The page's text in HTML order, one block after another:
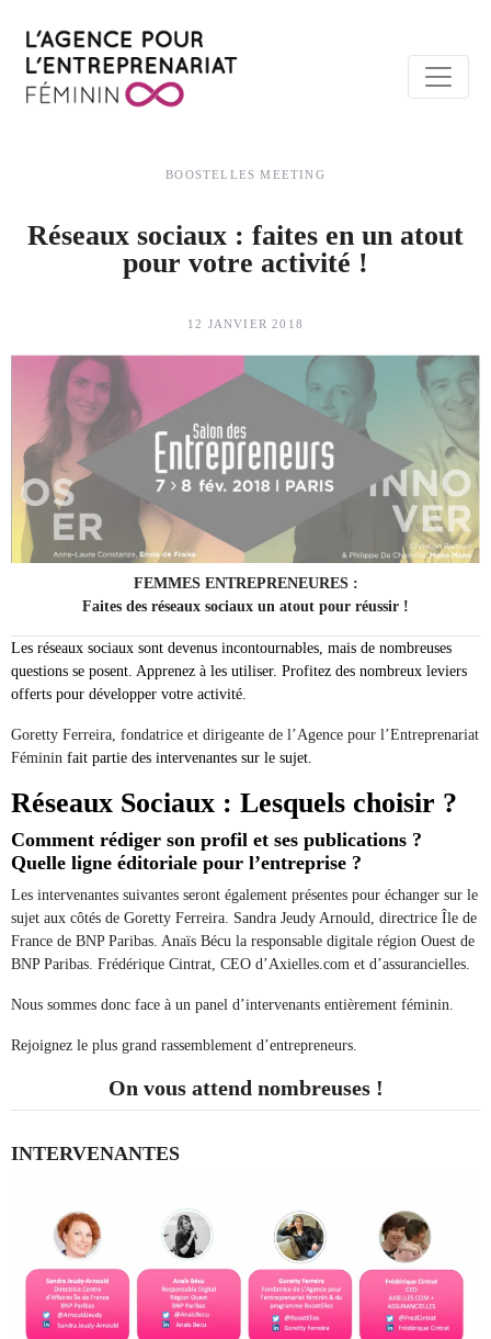
BOOSTELLES MEETING
Réseaux sociaux : faites en un atout
pour votre activité !
12 JANVIER 2018
FEMMES ENTREPRENEURES :
Faites des réseaux sociaux un atout pour réussir !
Les réseaux sociaux sont devenus incontournables, mais de nombreuses
questions se posent. Apprenez à les utiliser. Profitez des nombreux leviers
offerts pour développer votre activité.
Goretty Ferreira, fondatrice et dirigeante de l’Agence pour l’Entreprenariat
Féminin fait partie des intervenantes sur le sujet.
Réseaux Sociaux : Lesquels choisir ?
Comment rédiger son profil et ses publications ?
Quelle ligne éditoriale pour l’entreprise ?
Les intervenantes suivantes seront également présentes pour échanger sur le
sujet aux côtés de Goretty Ferreira. Sandra Jeudy Arnould, directrice Île de
France de BNP Paribas. Anaïs Bécu la responsable digitale région Ouest de
BNP Paribas. Frédérique Cintrat, CEO d’Axielles.com et d’assurancielles.
Nous sommes donc face à un panel d’intervenants entièrement féminin.
Rejoignez le plus grand rassemblement d’entrepreneurs.
On vous attend nombreuses !
INTERVENANTES